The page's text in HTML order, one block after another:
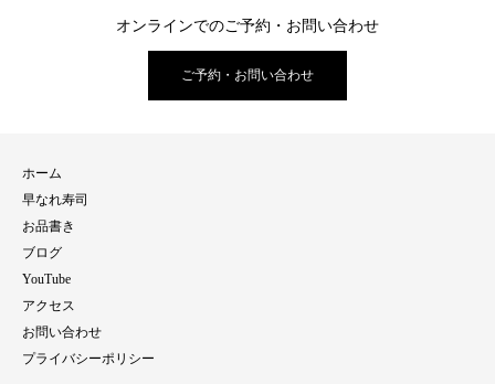
オンラインでのご予約・お問い合わせ
ご予約・お問い合わせ
ホーム
早なれ寿司
お品書き
ブログ
YouTube
アクセス
お問い合わせ
プライバシーポリシー